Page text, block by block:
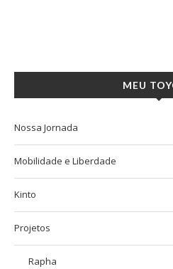
MEU
Nossa Jornada
Mobilidade e Liberdade
Kinto
Projetos
Rapha